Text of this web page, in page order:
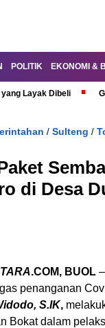
POLITIK EKONOMI &
Layak Dibeli
/ Sulteng /
di Desa
.COM, BUOL
penanganan
S.IK,
Bokat dalam